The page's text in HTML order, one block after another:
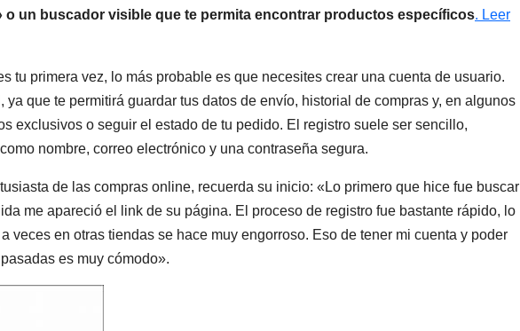
o un buscador visible que te permita encontrar productos específicos. Leer
tu primera vez, lo más probable es que necesites crear una cuenta de usuario.
ya que te permitirá guardar tus datos de envío, historial de compras y, en algunos
exclusivos o seguir el estado de tu pedido. El registro suele ser sencillo,
nombre, correo electrónico y una contraseña segura.
de las compras online, recuerda su inicio: «Lo primero que hice fue buscar
me apareció el link de su página. El proceso de registro fue bastante rápido, lo
veces en otras tiendas se hace muy engorroso. Eso de tener mi cuenta y poder
es muy cómodo».